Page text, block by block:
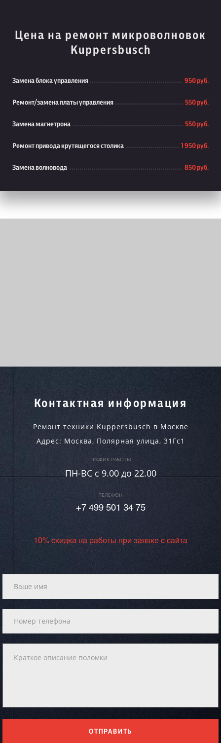
Цена на ремонт микроволновок
Kuppersbusch
Замена блока управления 950 руб.
Ремонт/замена платы управления 550 руб.
Замена магнетрона 550 руб.
Ремонт привода крутящегося столика 1 950 руб.
Замена волновода 850 руб.
Контактная информация
Ремонт техники Kuppersbusch в Москве
Адрес: Москва, Полярная улица, 31Гс1
ГРАФИК РАБОТЫ
ПН-ВC c 9.00 до 22.00
ТЕЛЕФОН
+7 499 501 34 75
10% скидка на работы при заявке с сайта
ОТПРАВИТЬ